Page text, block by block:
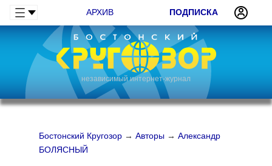
АРХИВ ПОДПИСКА
независимый интернет-журнал
Бостонский Кругозор → Авторы → Александр
БОЛЯСНЫЙ